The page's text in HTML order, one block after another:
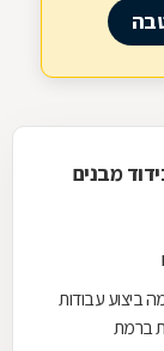
מבנים
ביצוע עבודות
ברמת